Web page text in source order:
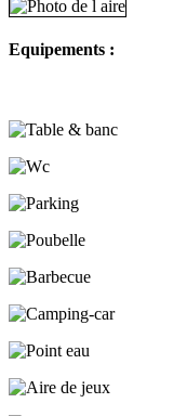
Equipements :